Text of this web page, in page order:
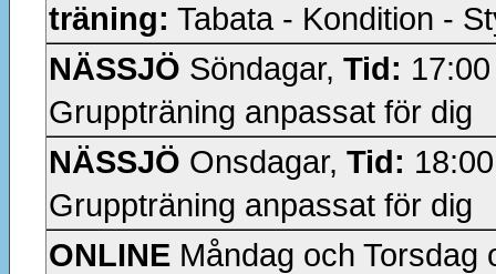
träning: Tabata - Kondition -
NÄSSJÖ Söndagar, Tid:
Gruppträning anpassat för dig
NÄSSJÖ Onsdagar, Tid:
Gruppträning anpassat för dig
ONLINE Måndag och